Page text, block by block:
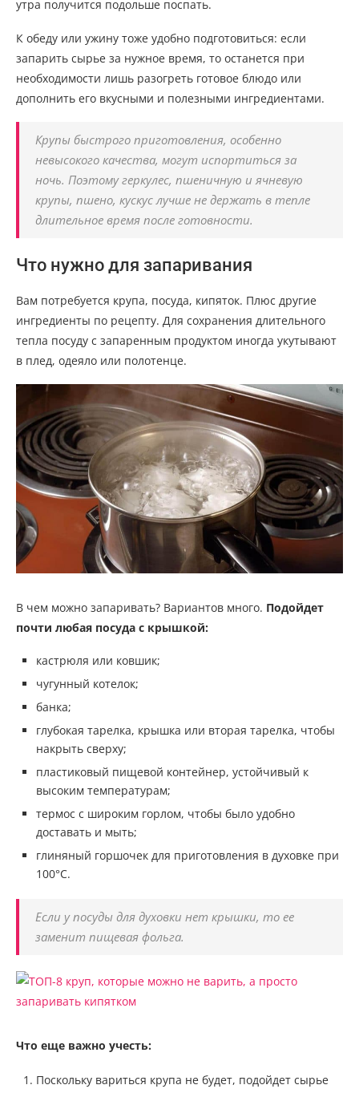
утра получится подольше поспать.
К обеду или ужину тоже удобно подготовиться: если
запарить сырье за нужное время, то останется при
необходимости лишь разогреть готовое блюдо или
дополнить его вкусными и полезными ингредиентами.
Крупы быстрого приготовления, особенно
невысокого качества, могут испортиться за
ночь. Поэтому геркулес, пшеничную и ячневую
крупы, пшено, кускус лучше не держать в тепле
длительное время после готовности.
Что нужно для запаривания
Вам потребуется крупа, посуда, кипяток. Плюс другие
ингредиенты по рецепту. Для сохранения длительного
тепла посуду с запаренным продуктом иногда укутывают
в плед, одеяло или полотенце.
В чем можно запаривать? Вариантов много. Подойдет
почти любая посуда с крышкой:
кастрюля или ковшик;
чугунный котелок;
банка;
глубокая тарелка, крышка или вторая тарелка, чтобы
накрыть сверху;
пластиковый пищевой контейнер, устойчивый к
высоким температурам;
термос с широким горлом, чтобы было удобно
доставать и мыть;
глиняный горшочек для приготовления в духовке при
100°С.
Если у посуды для духовки нет крышки, то ее
заменит пищевая фольга.
Что еще важно учесть:
Поскольку вариться крупа не будет, подойдет сырье